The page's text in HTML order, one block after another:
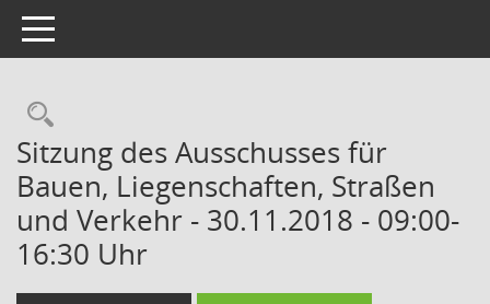
Toggle navigation
Rechercheauswahl
Sitzung des Ausschusses für
Bauen, Liegenschaften, Straßen
und Verkehr - 30.11.2018 - 09:00-
16:30 Uhr